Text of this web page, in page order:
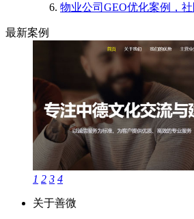
物业公司GEO优化案例，
最新案例
1 2 3 4
关于善微